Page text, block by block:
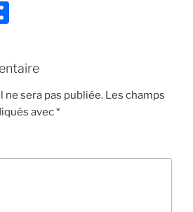
ta
g
ersera pas publiée. Les champs
avec*